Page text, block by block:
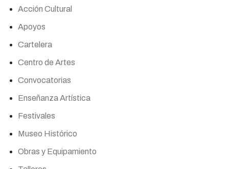
Acción Cultural
Apoyos
Cartelera
Centro de Artes
Convocatorias
Enseñanza Artística
Festivales
Museo Histórico
Obras y Equipamiento